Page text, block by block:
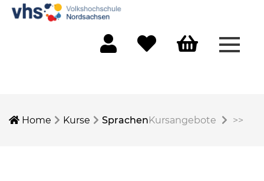
Home Kurse SprachenKursangebote >>